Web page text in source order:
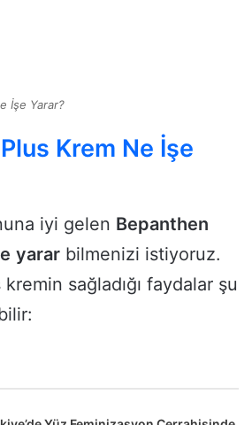
İşe Yarar?
Krem Ne İşe
iyi gelen Bepanthen
yarar bilmenizi istiyoruz.
sağladığı faydalar şu